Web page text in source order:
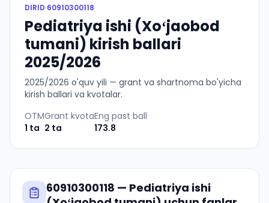
DIRID 60910300118
Pediatriya ishi (Xoʻjaobod
tumani) kirish ballari
2025/2026
2025/2026 o'quv yili — grant va shartnoma bo'yicha
kirish ballari va kvotalar.
OTM
1 ta
Grant kvota
2 ta
Eng past ball
173.8
60910300118 — Pediatriya ishi